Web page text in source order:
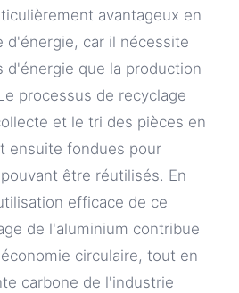
avantageux en
d'énergie, car il nécessite
d'énergie que la production
processus de recyclage
et le tri des pièces en
ensuite fondues pour
être réutilisés. En
efficace de ce
de l'aluminium contribue
circulaire, tout en
carbone de l'industrie